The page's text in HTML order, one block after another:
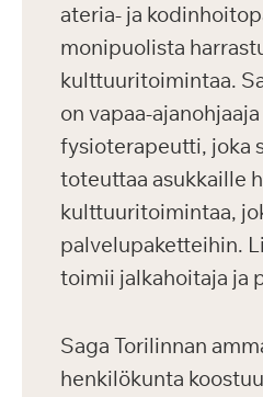
ateria- ja
monipuolista
kulttuuritoimintaa.
on vapaa-ajanohjaaja
fysioterapeutti, joka
toteuttaa asukkaille
kulttuuritoimintaa,
palvelupaketteihin.
toimii jalkahoitaja ja
Saga Torilinnan
henkilökunta koostuu